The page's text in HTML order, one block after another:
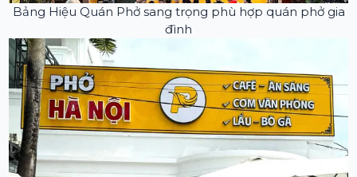
Bảng Hiệu Quán Phở sang trọng phù hợp quán phở gia
đình